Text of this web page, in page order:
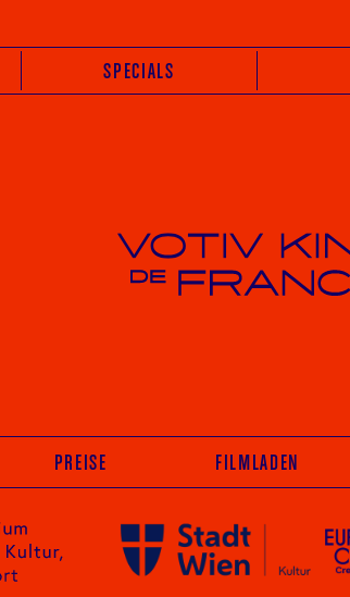
SPECIALS
Votiv Kino und Kino De France in
PREISE FILMLADEN